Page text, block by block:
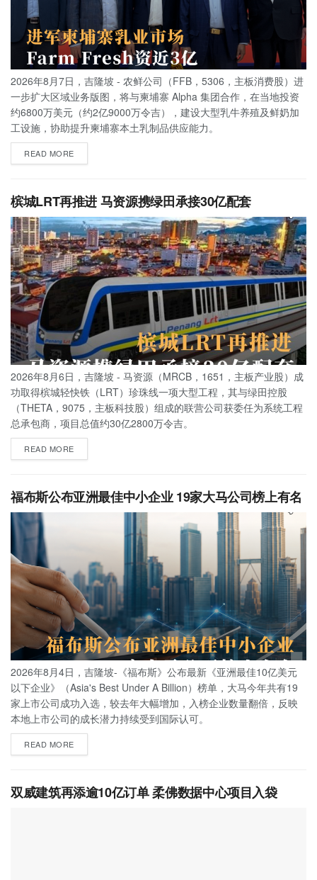
2026年8月7日，吉隆坡 - 农鲜公司（FFB，5306，主板消费股）进
一步扩大区域业务版图，将与柬埔寨 Alpha 集团合作，在当地投资
约6800万美元（约2亿9000万令吉），建设大型乳牛养殖及鲜奶加
工设施，协助提升柬埔寨本土乳制品供应能力。
READ MORE
槟城LRT再推进 马资源携绿田承接30亿配套
2026年8月6日，吉隆坡 - 马资源（MRCB，1651，主板产业股）成
功取得槟城轻快铁（LRT）珍珠线一项大型工程，其与绿田控股
（THETA，9075，主板科技股）组成的联营公司获委任为系统工程
总承包商，项目总值约30亿2800万令吉。
READ MORE
福布斯公布亚洲最佳中小企业 19家大马公司榜上有名
2026年8月4日，吉隆坡-《福布斯》公布最新《亚洲最佳10亿美元
以下企业》（Asia's Best Under A Billion）榜单，大马今年共有19
家上市公司成功入选，较去年大幅增加，入榜企业数量翻倍，反映
本地上市公司的成长潜力持续受到国际认可。
READ MORE
双威建筑再添逾10亿订单 柔佛数据中心项目入袋